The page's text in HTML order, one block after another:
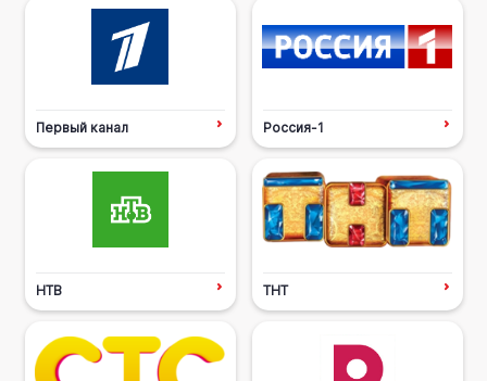
Первый канал Россия-1
НТВ ТНТ